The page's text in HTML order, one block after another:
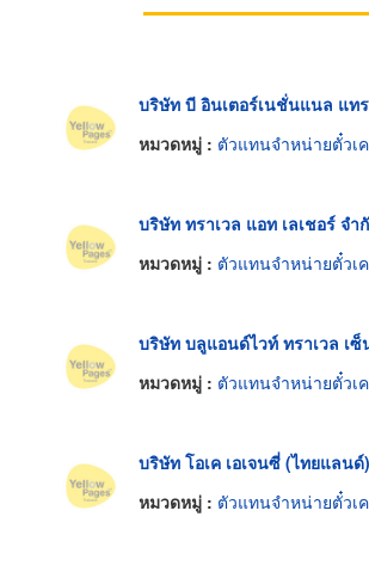
บริษัท บี อินเตอร์เนชั่นแนล แท
หมวดหมู่ : ตัวแทนจำหน่ายตั๋วเ
บริษัท ทราเวล แอท เลเชอร์ จำ
หมวดหมู่ : ตัวแทนจำหน่ายตั๋วเ
บริษัท บลูแอนด์ไวท์ ทราเวล เซ็
หมวดหมู่ : ตัวแทนจำหน่ายตั๋วเ
บริษัท โอเค เอเจนซี่ (ไทยแลน
หมวดหมู่ : ตัวแทนจำหน่ายตั๋วเ